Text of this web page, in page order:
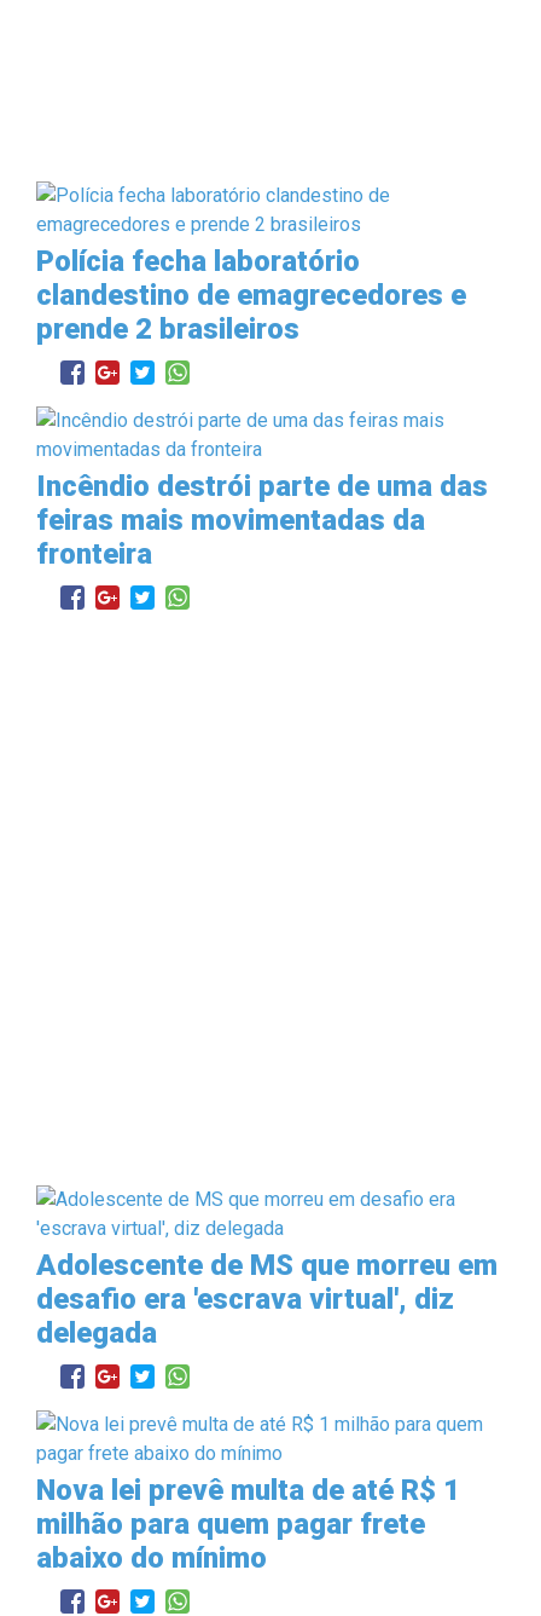
Polícia fecha laboratório
clandestino de emagrecedores e
prende 2 brasileiros
Incêndio destrói parte de uma das
feiras mais movimentadas da
fronteira
Adolescente de MS que morreu em
desafio era 'escrava virtual', diz
delegada
Nova lei prevê multa de até R$ 1
milhão para quem pagar frete
abaixo do mínimo